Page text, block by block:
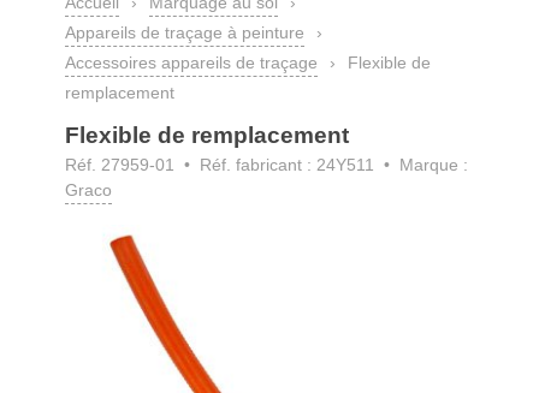
Appareils de traçage à peinture
›
Accessoires appareils de traçage
›
Flexible de
remplacement
Flexible de remplacement
Réf. 27959-01
• Réf. fabricant : 24Y511 • Marque :
Graco